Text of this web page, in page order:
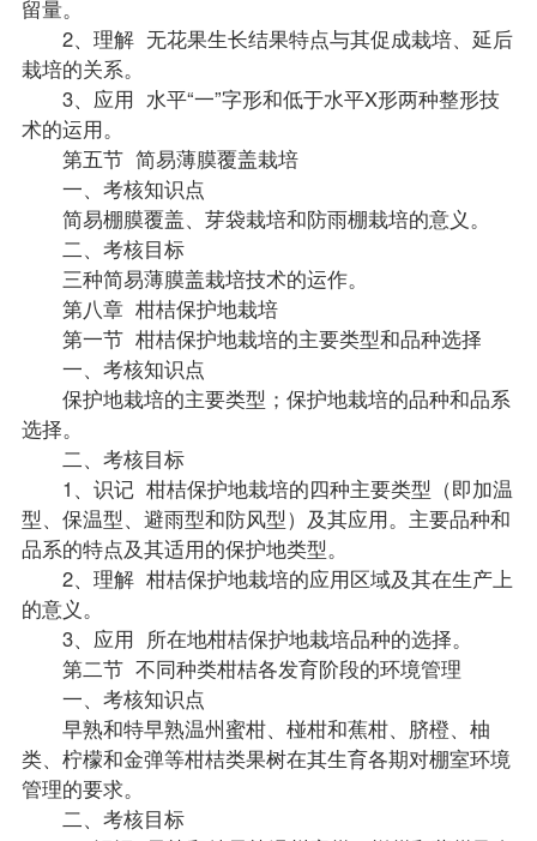
留量。
2、理解 无花果生长结果特点与其促成栽培、延后
栽培的关系。
3、应用 水平“一”字形和低于水平X形两种整形技
术的运用。
第五节 简易薄膜覆盖栽培
一、考核知识点
简易棚膜覆盖、芽袋栽培和防雨棚栽培的意义。
二、考核目标
三种简易薄膜盖栽培技术的运作。
第八章 柑桔保护地栽培
第一节 柑桔保护地栽培的主要类型和品种选择
一、考核知识点
保护地栽培的主要类型；保护地栽培的品种和品系
选择。
二、考核目标
1、识记 柑桔保护地栽培的四种主要类型（即加温
型、保温型、避雨型和防风型）及其应用。主要品种和
品系的特点及其适用的保护地类型。
2、理解 柑桔保护地栽培的应用区域及其在生产上
的意义。
3、应用 所在地柑桔保护地栽培品种的选择。
第二节 不同种类柑桔各发育阶段的环境管理
一、考核知识点
早熟和特早熟温州蜜柑、椪柑和蕉柑、脐橙、柚
类、柠檬和金弹等柑桔类果树在其生育各期对棚室环境
管理的要求。
二、考核目标